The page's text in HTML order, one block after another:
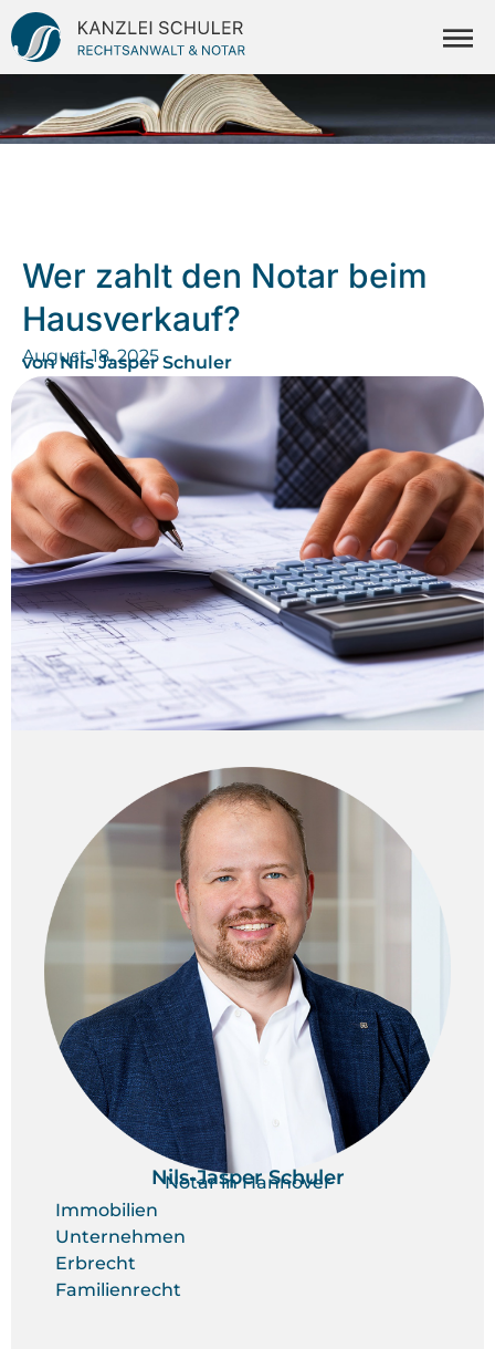
Wer zahlt den Notar beim
Hausverkauf?
August 18, 2025
vonNils Jasper Schuler
Nils-Jasper Schuler
Notar in Hannover
Immobilien
Unternehmen
Erbrecht
Familienrecht